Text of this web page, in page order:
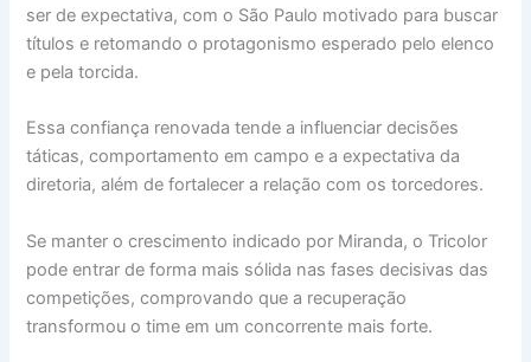
ser de expectativa, com o São Paulo motivado para buscar
títulos e retomando o protagonismo esperado pelo elenco
e pela torcida.
Essa confiança renovada tende a influenciar decisões
táticas, comportamento em campo e a expectativa da
diretoria, além de fortalecer a relação com os torcedores.
Se manter o crescimento indicado por Miranda, o Tricolor
pode entrar de forma mais sólida nas fases decisivas das
competições, comprovando que a recuperação
transformou o time em um concorrente mais forte.